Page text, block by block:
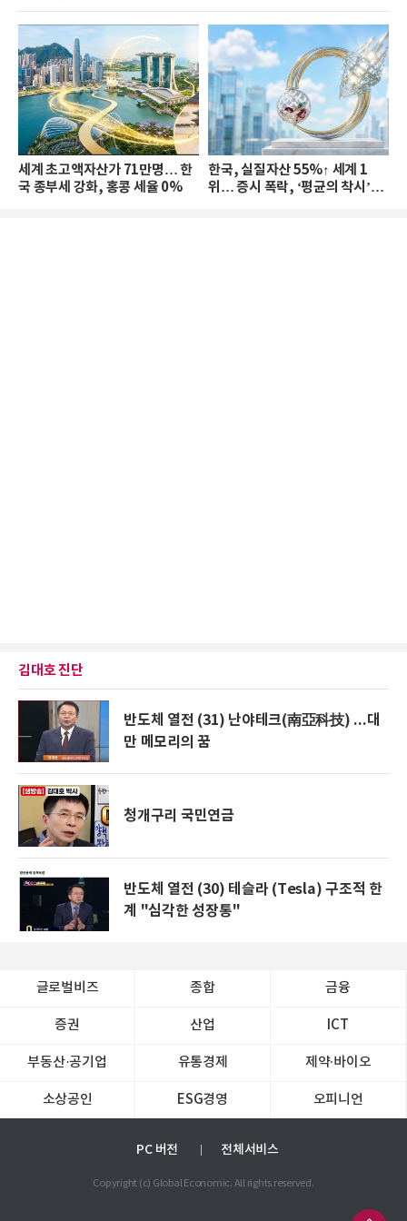
세계 초고액자산가 71만명… 한
국 종부세 강화, 홍콩 세율 0%
한국, 실질자산 55%↑ 세계 1
위… 증시 폭락, ‘평균의 착시’와
김대호 진단
반도체 열전 (31) 난야테크(南亞科技) ...대
만 메모리의 꿈
청개구리 국민연금
반도체 열전 (30) 테슬라 (Tesla) 구조적 한
계 "심각한 성장통"
글로벌비즈 종합 금융
증권 산업 ICT
부동산·공기업 유통경제 제약∙바이오
소상공인 ESG경영 오피니언
PC 버전 전체서비스
Copyright (c) Global Economic. All rights reserved.